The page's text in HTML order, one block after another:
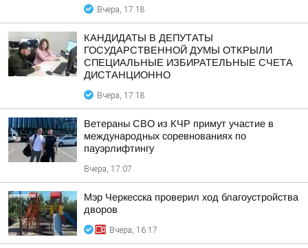
Вчера, 17:18
КАНДИДАТЫ В ДЕПУТАТЫ
ГОСУДАРСТВЕННОЙ ДУМЫ ОТКРЫЛИ
СПЕЦИАЛЬНЫЕ ИЗБИРАТЕЛЬНЫЕ СЧЕТА
ДИСТАНЦИОННО
Вчера, 17:18
Ветераны СВО из КЧР примут участие в
международных соревнованиях по
пауэрлифтингу
Вчера, 17:07
Мэр Черкесска проверил ход благоустройства
дворов
Вчера, 16:17